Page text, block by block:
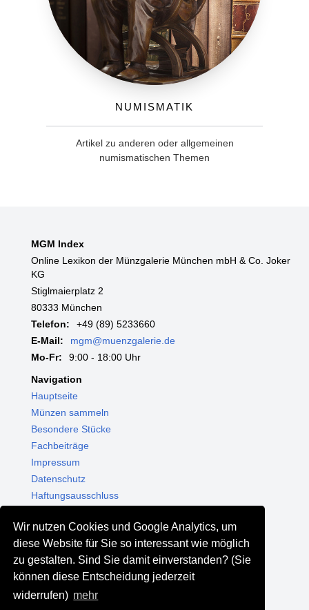
Wir nutzen Cookies und Google Analytics, um
diese Website für Sie so interessant wie möglich
zu gestalten. Sind Sie damit einverstanden? (Sie
können diese Entscheidung jederzeit
widerrufen) mehr
Numismatik
Artikel zu anderen oder allgemeinen
numismatischen Themen
MGM Index
Online Lexikon der Münzgalerie München mbH & Co. Joker
KG
Stiglmaierplatz 2
80333 München
Telefon:
+49 (89) 5233660
E-Mail:
mgm@muenzgalerie.de
Mo-Fr:
9:00 - 18:00 Uhr
Navigation
Hauptseite
Münzen sammeln
Besondere Stücke
Fachbeiträge
Impressum
Datenschutz
Haftungsausschluss
Shop - Online kaufen
Münzgalerie München
MGM Schmuck
MGM Pfand